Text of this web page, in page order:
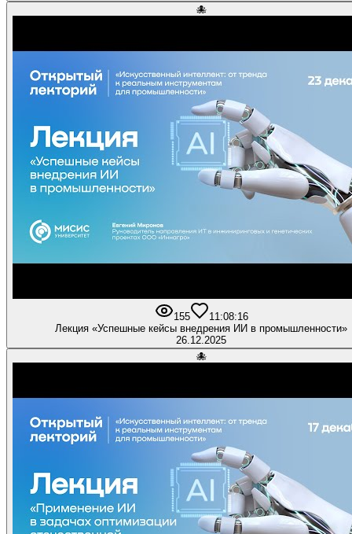
🐙
155 1 1:08:16
Лекция «Успешные кейсы внедрения ИИ в промышленности»
26.12.2025
🐙